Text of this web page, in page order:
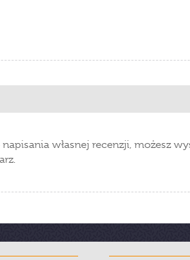
własnej recenzji, możesz